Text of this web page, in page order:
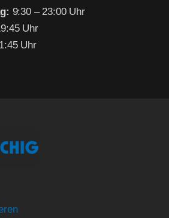
9:30 – 23:00 Uhr
Uhr
Uhr